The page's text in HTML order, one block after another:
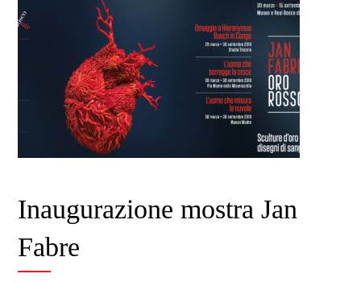
Inaugurazione mostra Jan
Fabre